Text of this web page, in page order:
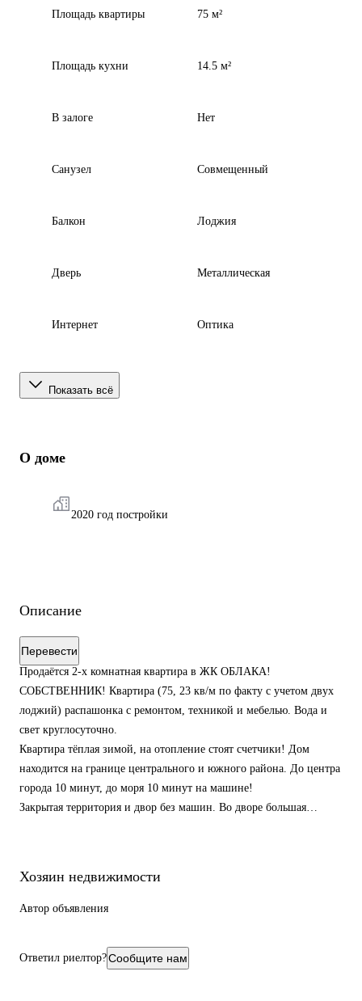
Площадь квартиры 75 м²
Площадь кухни 14.5 м²
В залоге Нет
Санузел Совмещенный
Балкон Лоджия
Дверь Металлическая
Интернет Оптика
Показать всё
О доме
2020 год постройки
Описание
Перевести
Продаётся 2-х комнатная квартира в ЖК ОБЛАКА!
СОБСТВЕННИК! Квартира (75, 23 кв/м по факту с учетом двух
лоджий) распашонка с ремонтом, техникой и мебелью. Вода и
свет круглосуточно.
Квартира тёплая зимой, на отопление стоят счетчики! Дом
находится на границе центрального и южного района. До центра
города 10 минут, до моря 10 минут на машине!
Закрытая территория и двор без машин. Во дворе большая
аптеки.
Конечная остановка 30-го автобуса, ещё через 50 метров ходят
В цокольном этаже супермаркет Пятёрочка, Красное белое,
Хозяин недвижимости
Автор объявления
Ответил риелтор?Сообщите нам